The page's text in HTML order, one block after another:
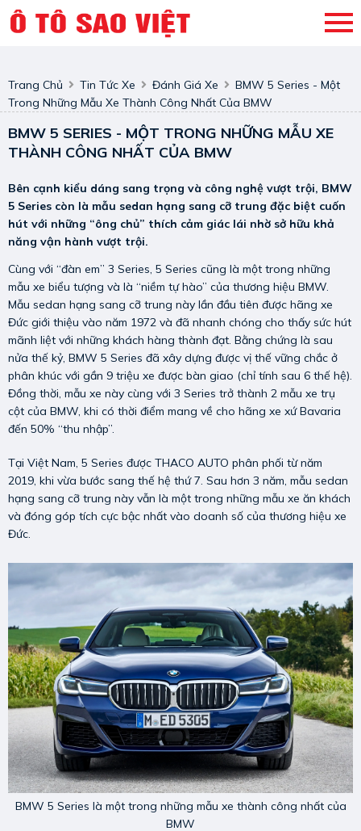
Trang Chủ Tin Tức Xe Đánh Giá Xe
BMW 5 Series - Một
Trong Những Mẫu Xe Thành Công Nhất Của BMW
BMW 5 SERIES - MỘT TRONG NHỮNG MẪU XE
THÀNH CÔNG NHẤT CỦA BMW
Bên cạnh kiểu dáng sang trọng và công nghệ vượt trội, BMW
5 Series còn là mẫu sedan hạng sang cỡ trung đặc biệt cuốn
hút với những “ông chủ” thích cảm giác lái nhờ sở hữu khả
năng vận hành vượt trội.
Cùng với “đàn em” 3 Series, 5 Series cũng là một trong những
mẫu xe biểu tượng và là “niềm tự hào” của thương hiệu BMW.
Mẫu sedan hạng sang cỡ trung này lần đầu tiên được hãng xe
Đức giới thiệu vào năm 1972 và đã nhanh chóng cho thấy sức hút
mãnh liệt với những khách hàng thành đạt. Bằng chứng là sau
nửa thế kỷ, BMW 5 Series đã xây dựng được vị thế vững chắc ở
phân khúc với gần 9 triệu xe được bàn giao (chỉ tính sau 6 thế hệ).
Đồng thời, mẫu xe này cùng với 3 Series trở thành 2 mẫu xe trụ
cột của BMW, khi có thời điểm mang về cho hãng xe xứ Bavaria
đến 50% “thu nhập”.
Tại Việt Nam, 5 Series được THACO AUTO phân phối từ năm
2019, khi vừa bước sang thế hệ thứ 7. Sau hơn 3 năm, mẫu sedan
hạng sang cỡ trung này vẫn là một trong những mẫu xe ăn khách
và đóng góp tích cực bậc nhất vào doanh số của thương hiệu xe
Đức.
BMW 5 Series là một trong những mẫu xe thành công nhất của
BMW